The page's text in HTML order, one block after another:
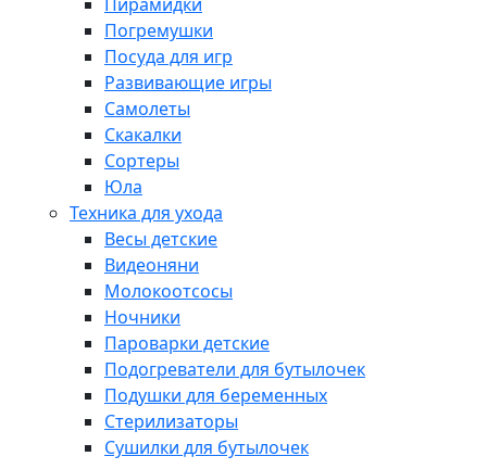
Погремушки
Посуда для игр
Развивающие игры
Самолеты
Скакалки
Сортеры
Юла
Техника для ухода
Весы детские
Видеоняни
Молокоотсосы
Ночники
Пароварки детские
Подогреватели для бутылочек
Подушки для беременных
Стерилизаторы
Сушилки для бутылочек